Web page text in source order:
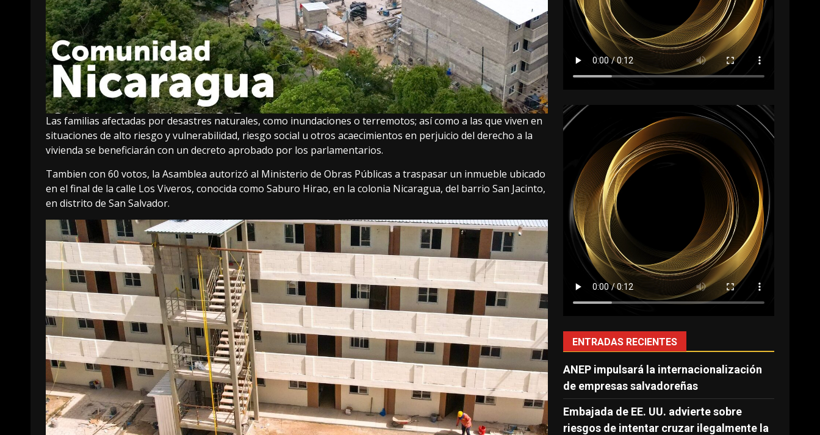
Las familias afectadas por desastres naturales, como inundaciones o terremotos; así como a las que viven en
situaciones de alto riesgo y vulnerabilidad, riesgo social u otros acaecimientos en perjuicio del derecho a la
vivienda se beneficiarán con un decreto aprobado por los parlamentarios.
Tambien con 60 votos, la Asamblea autorizó al Ministerio de Obras Públicas a traspasar un inmueble ubicado
en el final de la calle Los Viveros, conocida como Saburo Hirao, en la colonia Nicaragua, del barrio San Jacinto,
en distrito de San Salvador.
ENTRADAS RECIENTES
ANEP impulsará la internacionalización
de empresas salvadoreñas
Embajada de EE. UU. advierte sobre
riesgos de intentar cruzar ilegalmente la